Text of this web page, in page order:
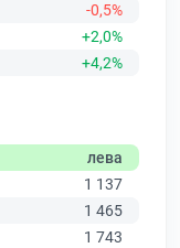
-0,5%
+2,0%
+4,2%
лева
1 137
1 465
1 743